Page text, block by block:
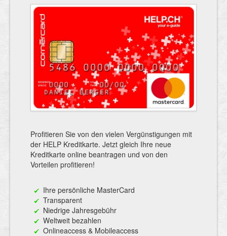
Profitieren Sie von den vielen Vergünstigungen mit
der HELP Kreditkarte. Jetzt gleich Ihre neue
Kreditkarte online beantragen und von den
Vorteilen profitieren!
Ihre persönliche MasterCard
Transparent
Niedrige Jahresgebühr
Weltweit bezahlen
Onlineaccess & Mobileaccess